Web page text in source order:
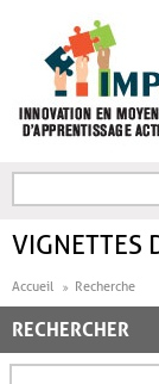
FORMULAIRE DE
VIGNETTES
Accueil Recherche
RECHERCHER